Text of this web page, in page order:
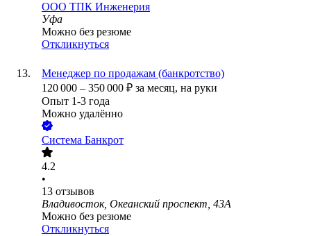
ООО ТПК Инженерия
Уфа
Можно без резюме
Откликнуться
Менеджер по продажам (банкротство)
120 000 – 350 000 ₽ за месяц, на руки
Опыт 1-3 года
Можно удалённо
Система Банкрот
4.2
•
13 отзывов
Владивосток, Океанский проспект, 43А
Можно без резюме
Откликнуться